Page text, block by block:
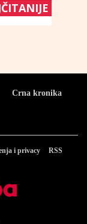
Crna kronika
i privacy
RSS